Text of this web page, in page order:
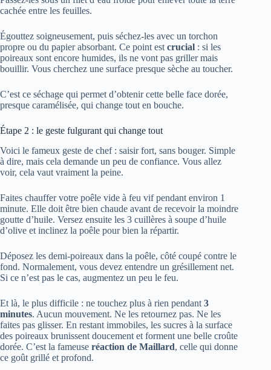
cachée entre les feuilles.
Égouttez soigneusement, puis séchez-les avec un torchon
propre ou du papier absorbant. Ce point est crucial : si les
poireaux sont encore humides, ils ne vont pas griller mais
bouillir. Vous cherchez une surface presque sèche au toucher.
C’est ce séchage qui permet d’obtenir cette belle face dorée,
presque caramélisée, qui change tout en bouche.
Étape 2 : le geste fulgurant qui change tout
Voici le fameux geste de chef : saisir fort, sans bouger. Simple
à dire, mais cela demande un peu de confiance. Vous allez
voir, cela vaut vraiment la peine.
Faites chauffer votre poêle vide à feu vif pendant environ 1
minute. Elle doit être bien chaude avant de recevoir la moindre
goutte d’huile. Versez ensuite les 3 cuillères à soupe d’huile
d’olive et inclinez la poêle pour bien la répartir.
Déposez les demi-poireaux dans la poêle, côté coupé contre le
fond. Normalement, vous devez entendre un grésillement net.
Si ce n’est pas le cas, augmentez un peu le feu.
Et là, le plus difficile : ne touchez plus à rien pendant 3
minutes. Aucun mouvement. Ne les retournez pas. Ne les
faites pas glisser. En restant immobiles, les sucres à la surface
des poireaux brunissent doucement et forment une belle croûte
dorée. C’est la fameuse réaction de Maillard, celle qui donne
ce goût grillé et profond.